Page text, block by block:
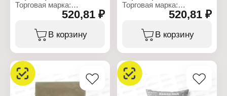
Торговая марка:
наволочек
Размер: 70х70 см
гладкокрашеный
Цвет: голубой
Материал: поплин
Состав ткани: 100%
520,81 ₽
В корзину
Торговая марка:
наволочек
Размер: 70х70 см
гладкокрашеный
Цвет: Дельфин
Материал: поплин
Состав ткани: 100%
520,81 ₽
В корзину